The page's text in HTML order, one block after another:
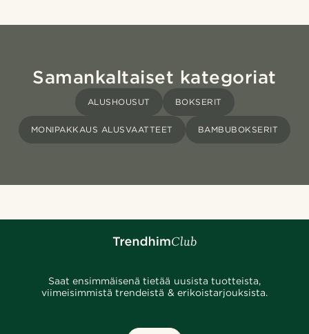
Samankaltaiset kategoriat
ALUSHOUSUT BOKSERIT
MONIPAKKAUS ALUSVAATTEET BAMBUBOKSERIT
Saat ensimmäisenä tietää uusista tuotteista,
viimeisimmistä trendeistä & erikoistarjouksista.